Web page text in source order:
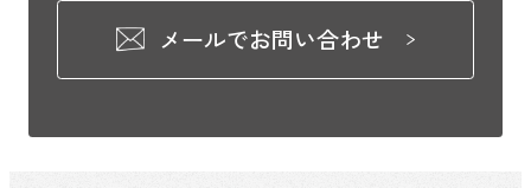
メールでお問い合わせ